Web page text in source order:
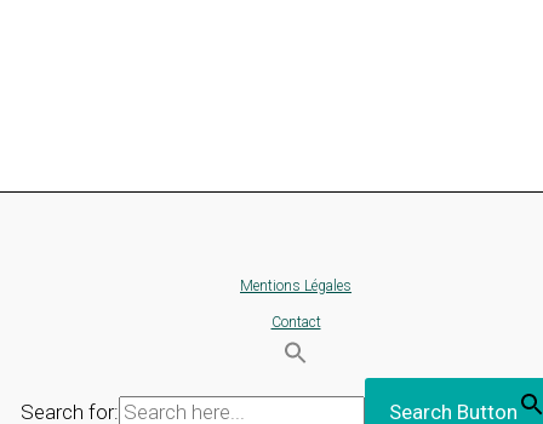
Mentions Légales
Contact
Search for: Search Button